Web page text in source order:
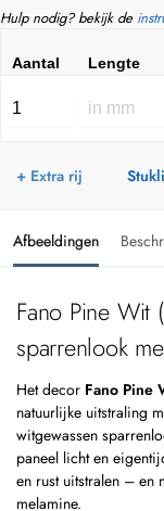
Hulp nodig? bekijk de
Aantal Lengte
+ Extra rij
Afbeeldingen
Fano Pine Wit
sparrenlook
Het decor Fano Pine
natuurlijke uitstraling
witgewassen
paneel licht en
en rust uitstralen – en
melamine.